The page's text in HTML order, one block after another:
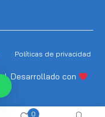
0
Desarrollado con
Políticas de privacidad